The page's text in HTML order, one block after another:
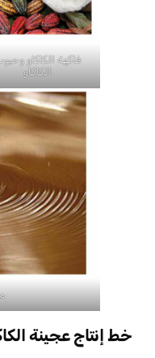
فاكهة الكاكاو
الكاكاو
خط إنتاج عجينة